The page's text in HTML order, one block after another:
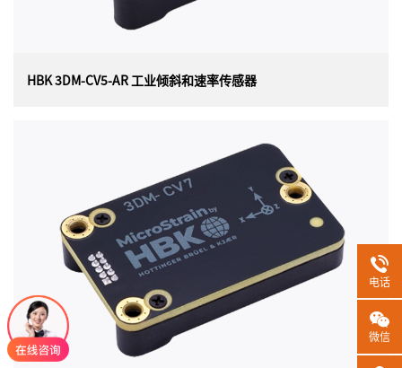
HBK 3DM-CV5-AR 工业倾斜和速率传感器
HBK 3DM-CV5-AR 工业倾斜和速率传感器
美国 HBK（原 Lord）MICROSTRAIN 3DM-CV5-
AR （3DM-CV5-15）工业倾斜和速率传感器（OEM 封装）
是目前最小、最轻的工业姿态基准。它具有完全校准和温
度补偿的三轴加速度计和陀螺仪，可在所有动态条件下实
现测量质量的最佳组合。
电话
微信